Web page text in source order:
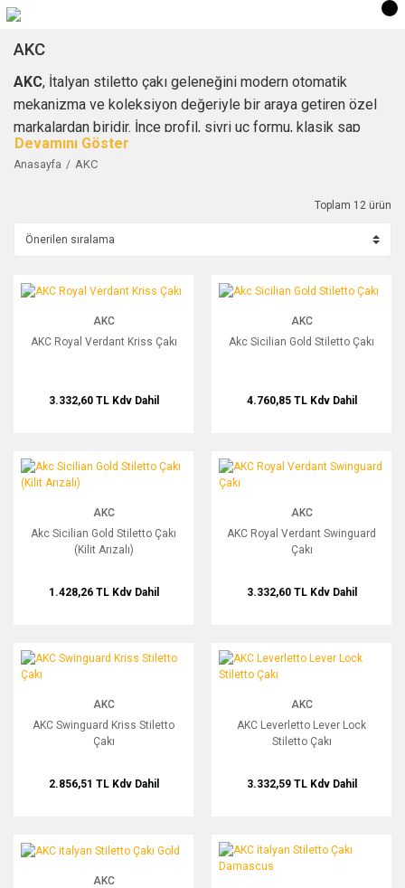
AKC
AKC, İtalyan stiletto çakı geleneğini modern otomatik
mekanizma ve koleksiyon değeriyle bir araya getiren özel
markalardan biridir. İnce profil, sivri uç formu, klasik sap
çizgisi ve dikkat çeken açılış hissi markanın ürün karakterini
belirleyen temel unsurlardır.
AnkaOutdoor’da yer alan AKC ürünleri; İtalyan çakı, stiletto
arayan kullanıcılar için seçilmiş modellerden oluşur.
hem vitrin değeri hem de mekanik hissiyle güçlü bir
seçenek sunar.
Ürün seçimi yapılırken model tipi, mekanizma yapısı, sap
değerlendirilmelidir. Stiletto tarzı ürünlerde yasal kullanım
Anasayfa AKC
Toplam 12 ürün
AKC Royal Verdant Kriss Çakı
AKC
AKC Royal Verdant Kriss Çakı
3.332,60 TL Kdv Dahil
Akc Sicilian Gold Stiletto Çakı
AKC
Akc Sicilian Gold Stiletto Çakı
4.760,85 TL Kdv Dahil
Akc Sicilian Gold Stiletto Çakı (Kilit Arızalı)
AKC
Akc Sicilian Gold Stiletto Çakı
(Kilit Arızalı)
1.428,26 TL Kdv Dahil
AKC Royal Verdant Swinguard Çakı
AKC
AKC Royal Verdant Swinguard
Çakı
3.332,60 TL Kdv Dahil
AKC Swinguard Kriss Stiletto Çakı
AKC
AKC Swinguard Kriss Stiletto
Çakı
2.856,51 TL Kdv Dahil
AKC Leverletto Lever Lock Stiletto
AKC
AKC Leverletto Lever Lock
Stiletto Çakı
3.332,59 TL Kdv Dahil
AKC italyan Stiletto Çakı Gold
AKC
AKC italyan Stiletto Çakı Damascus